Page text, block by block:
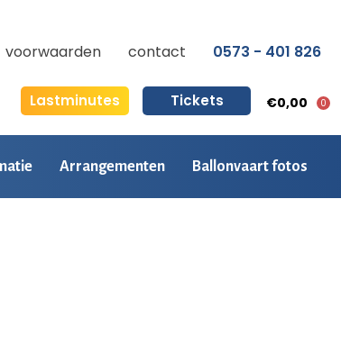
voorwaarden contact 0573 - 401 826
Lastminutes Tickets €0,00 0
Arrangementen Ballonvaart fotos